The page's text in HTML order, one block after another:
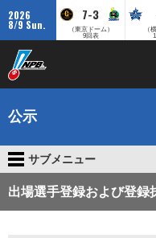
2026
8/9 Sun.
7-3
（東京ドーム）
9回表
（
公示
サブメニュー
出場選手登録および登録